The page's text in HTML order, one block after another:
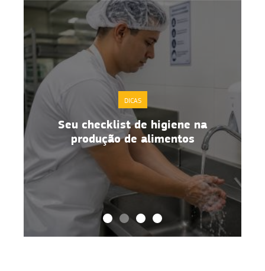
DICAS
de higiene na
de alimentos
Boas práticas de
alimentos